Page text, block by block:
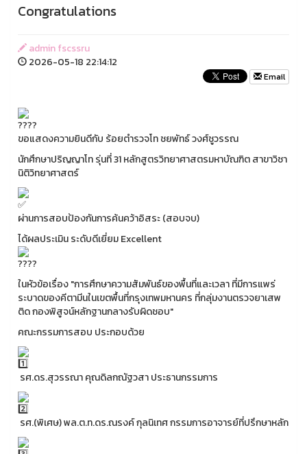
Congratulations
admin fscssru
2026-05-18 22:14:12
Email
ขอแสดงความยินดีกับ ร้อยตำรวจโท ชยพัทธ์ วงศ์ชูวรรณ
นักศึกษาปริญญาโท รุ่นที่ 31 หลักสูตรวิทยาศาสตรมหาบัณฑิต สาขาวิชา
นิติวิทยาศาสตร์
ผ่านการสอบป้องกันการค้นคว้าอิสระ (สอบจบ)
ได้ผลประเมิน ระดับดีเยี่ยม Excellent
ในหัวข้อเรื่อง "การศึกษาความสัมพันธ์ของพื้นที่และเวลา ที่มีการแพร่
ระบาดของคีตามีนในเขตพื้นที่กรุงเทพมหานคร ที่กลุ่มงานตรวจยาเสพ
ติด กองพิสูจน์หลักฐานกลางรับผิดชอบ"
คณะกรรมการสอบ ประกอบด้วย
รศ.ดร.สุวรรณา คุณดิลกณัฐวสา ประธานกรรมการ
รศ.(พิเศษ) พล.ต.ท.ดร.ณรงค์ กุลนิเทศ กรรมการอาจารย์ที่ปรึกษาหลัก